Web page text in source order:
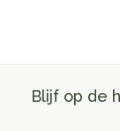
Blijf op de